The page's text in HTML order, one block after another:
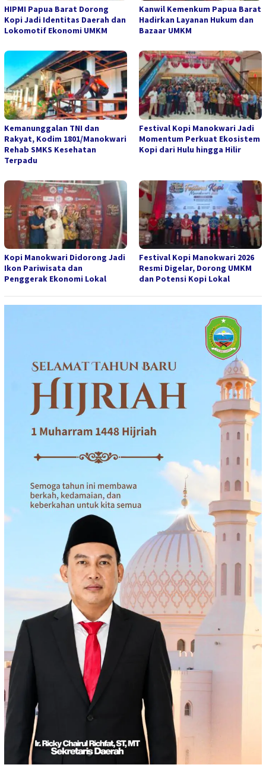
HIPMI Papua Barat Dorong
Kopi Jadi Identitas Daerah dan
Lokomotif Ekonomi UMKM
Kanwil Kemenkum Papua Barat
Hadirkan Layanan Hukum dan
Bazaar UMKM
Kemanunggalan TNI dan
Rakyat, Kodim 1801/Manokwari
Rehab SMKS Kesehatan
Terpadu
Festival Kopi Manokwari Jadi
Momentum Perkuat Ekosistem
Kopi dari Hulu hingga Hilir
Kopi Manokwari Didorong Jadi
Ikon Pariwisata dan
Penggerak Ekonomi Lokal
Festival Kopi Manokwari 2026
Resmi Digelar, Dorong UMKM
dan Potensi Kopi Lokal